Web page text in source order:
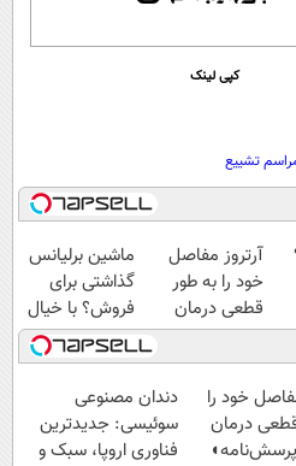
کپی لینک
تشییع
آرتروز مفاصل
خود را به طور
قطعی درمان
کنید!
◗پرسش‌نامه◖
ماشین برلیانس
گذاشتی برای
فروش؟ با خیال
راحت بفروش
خود را
درمان
دندان مصنوعی
سوئیسی: جدیدترین
فناوری اروپا، سبک و